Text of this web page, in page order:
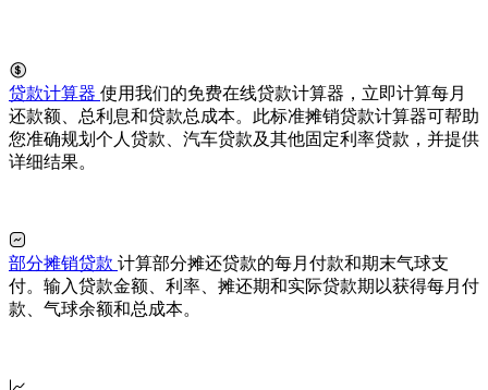
贷款计算器 使用我们的免费在线贷款计算器，立即计算每月
还款额、总利息和贷款总成本。此标准摊销贷款计算器可帮助
您准确规划个人贷款、汽车贷款及其他固定利率贷款，并提供
详细结果。
部分摊销贷款 计算部分摊还贷款的每月付款和期末气球支
付。输入贷款金额、利率、摊还期和实际贷款期以获得每月付
款、气球余额和总成本。